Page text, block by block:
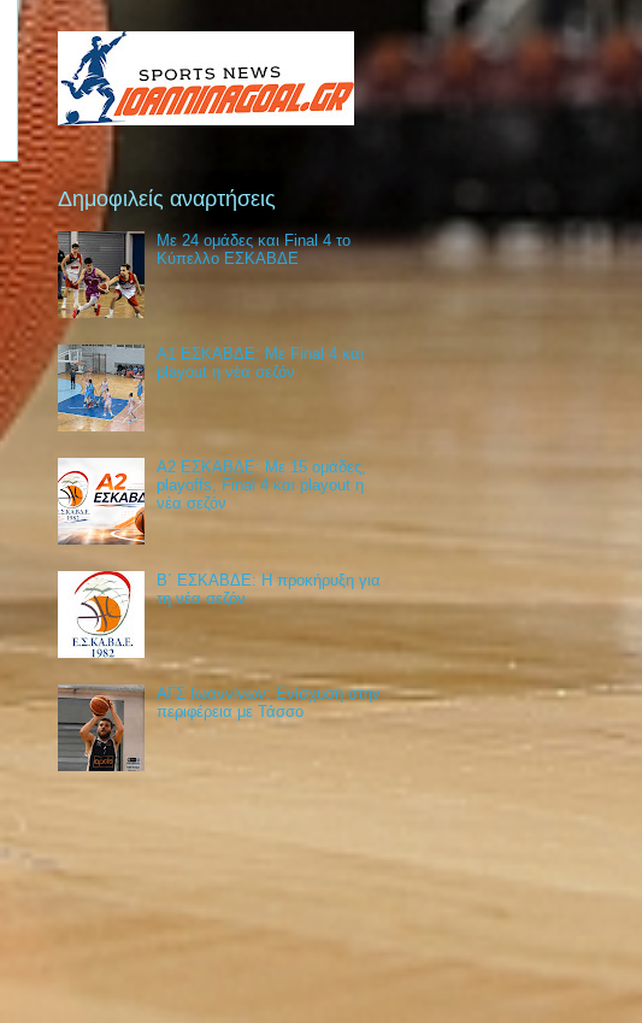
Δημοφιλείς αναρτήσεις
Με 24 ομάδες και Final 4 το
Κύπελλο ΕΣΚΑΒΔΕ
Α1 ΕΣΚΑΒΔΕ: Με Final 4 και
playout η νέα σεζόν
Α2 ΕΣΚΑΒΔΕ: Με 15 ομάδες,
playoffs, Final 4 και playout η
νέα σεζόν
Β΄ ΕΣΚΑΒΔΕ: Η προκήρυξη για
τη νέα σεζόν
ΑΓΣ Ιωαννίνων: Ενίσχυση στην
περιφέρεια με Τάσσο